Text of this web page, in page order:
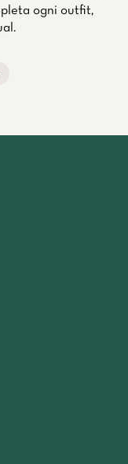
ogni outfit,